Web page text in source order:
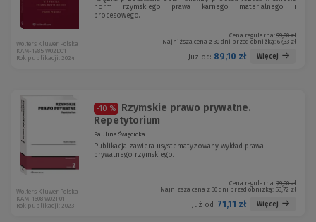
norm rzymskiego prawa karnego materialnego i
procesowego.
Cena regularna: 99,00 zł
Najniższa cena z 30 dni przed obniżką: 67,33 zł
Już od: 89,10 zł Więcej
Wolters Kluwer Polska
KAM-1985 W02D01
Rok publikacji: 2024
-10 %
Rzymskie prawo prywatne.
Repetytorium
Paulina Święcicka
Publikacja zawiera usystematyzowany wykład prawa
prywatnego rzymskiego.
Cena regularna: 79,00 zł
Najniższa cena z 30 dni przed obniżką: 53,72 zł
Już od: 71,11 zł Więcej
Wolters Kluwer Polska
KAM-1608 W02P01
Rok publikacji: 2023